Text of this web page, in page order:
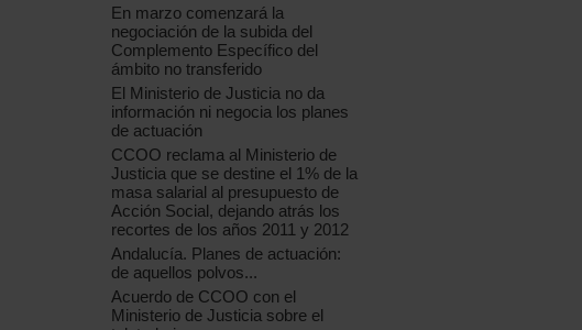
En marzo comenzará la
negociación de la subida del
Complemento Específico del
ámbito no transferido
El Ministerio de Justicia no da
información ni negocia los planes
de actuación
CCOO reclama al Ministerio de
Justicia que se destine el 1% de la
masa salarial al presupuesto de
Acción Social, dejando atrás los
recortes de los años 2011 y 2012
Andalucía. Planes de actuación:
de aquellos polvos...
Acuerdo de CCOO con el
Ministerio de Justicia sobre el